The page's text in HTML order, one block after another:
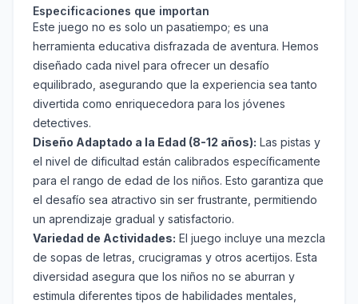
Especificaciones que importan
Este juego no es solo un pasatiempo; es una
herramienta educativa disfrazada de aventura. Hemos
diseñado cada nivel para ofrecer un desafío
equilibrado, asegurando que la experiencia sea tanto
divertida como enriquecedora para los jóvenes
detectives.
Diseño Adaptado a la Edad (8-12 años): Las pistas y
el nivel de dificultad están calibrados específicamente
para el rango de edad de los niños. Esto garantiza que
el desafío sea atractivo sin ser frustrante, permitiendo
un aprendizaje gradual y satisfactorio.
Variedad de Actividades: El juego incluye una mezcla
de sopas de letras, crucigramas y otros acertijos. Esta
diversidad asegura que los niños no se aburran y
estimula diferentes tipos de habilidades mentales,